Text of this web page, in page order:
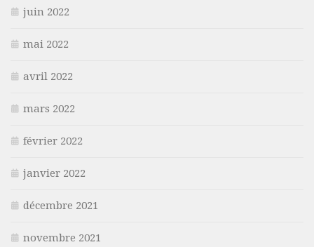
juin 2022
mai 2022
avril 2022
mars 2022
février 2022
janvier 2022
décembre 2021
novembre 2021